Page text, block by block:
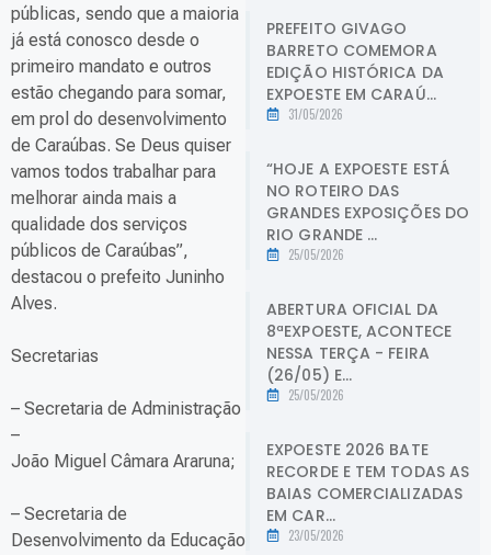
públicas, sendo que a maioria
já está conosco desde o
primeiro mandato e outros
estão chegando para somar,
em prol do desenvolvimento
de Caraúbas. Se Deus quiser
vamos todos trabalhar para
melhorar ainda mais a
qualidade dos serviços
públicos de Caraúbas”,
destacou o prefeito Juninho
Alves.
Secretarias
– Secretaria de Administração
–
João Miguel Câmara Araruna;
– Secretaria de
Desenvolvimento da Educação
PREFEITO GIVAGO
BARRETO COMEMORA
EDIÇÃO HISTÓRICA DA
EXPOESTE EM CARAÚ...
31/05/2026
“HOJE A EXPOESTE ESTÁ
NO ROTEIRO DAS
GRANDES EXPOSIÇÕES DO
RIO GRANDE ...
25/05/2026
ABERTURA OFICIAL DA
8ªEXPOESTE, ACONTECE
NESSA TERÇA - FEIRA
(26/05) E...
25/05/2026
EXPOESTE 2026 BATE
RECORDE E TEM TODAS AS
BAIAS COMERCIALIZADAS
EM CAR...
23/05/2026